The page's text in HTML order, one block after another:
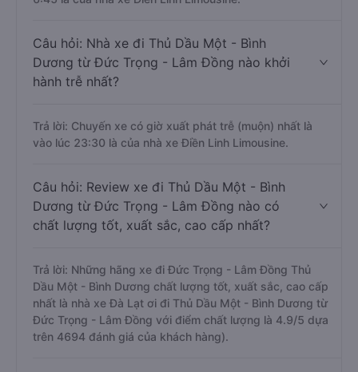
Câu hỏi: Nhà xe đi Thủ Dầu Một - Bình
Dương từ Đức Trọng - Lâm Đồng nào khởi
hành trễ nhất?
Trả lời: Chuyến xe có giờ xuất phát trễ (muộn) nhất là
vào lúc 23:30 là của nhà xe Điền Linh Limousine.
Câu hỏi: Review xe đi Thủ Dầu Một - Bình
Dương từ Đức Trọng - Lâm Đồng nào có
chất lượng tốt, xuất sắc, cao cấp nhất?
Trả lời: Những hãng xe đi Đức Trọng - Lâm Đồng Thủ
Dầu Một - Bình Dương chất lượng tốt, xuất sắc, cao cấp
nhất là nhà xe Đà Lạt ơi đi Thủ Dầu Một - Bình Dương từ
Đức Trọng - Lâm Đồng với điểm chất lượng là 4.9/5 dựa
trên 4694 đánh giá của khách hàng).